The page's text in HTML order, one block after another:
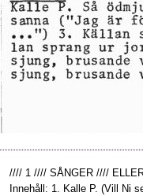
//// 1 //// SÅNGER ////
Innehåll: 1. Kalle P. (Vill Ni